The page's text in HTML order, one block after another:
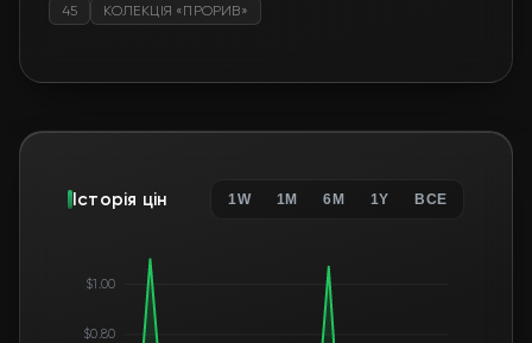
45
КОЛЕКЦІЯ «ПРОРИВ»
Історія цін 1W 1M 6M 1Y ВСЕ
$0.80
$1.00